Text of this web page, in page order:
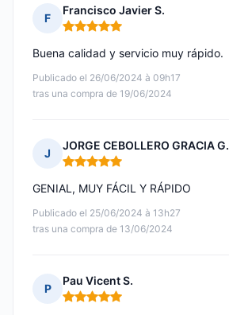
F
Francisco Javier S.
Nota: 5 de 5
Publicado el 26/06/2024 à 09h17
tras una compra de 19/06/2024
Buena calidad y servicio muy rápido.
J
JORGE CEBOLLERO GRACIA G.
Nota: 5 de 5
Publicado el 25/06/2024 à 13h27
tras una compra de 13/06/2024
GENIAL, MUY FÁCIL Y RÁPIDO
P
Pau Vicent S.
Nota: 5 de 5